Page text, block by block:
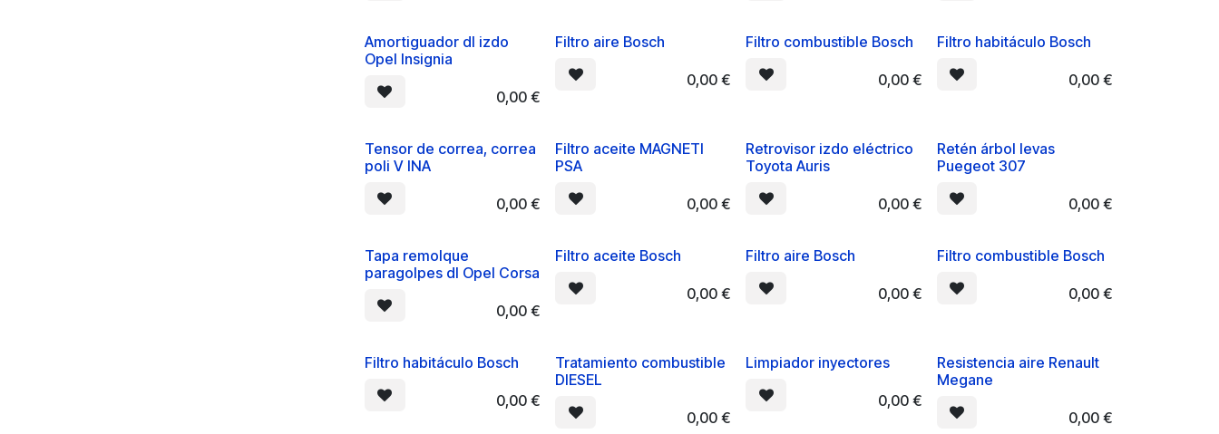
Amortiguador dl izdo
Opel Insignia
0,00 €
Filtro aire Bosch
0,00 €
Filtro combustible Bosch
0,00€
Filtro habitáculo Bosch
0,00€
Tensor de correa, correa
poli V INA
0,00 €
Filtro aceite MAGNETI
PSA
0,00 €
Retrovisor izdo eléctrico
Toyota Auris
0,00€
Retén árbol levas
Puegeot 307
0,00€
Tapa remolque
paragolpes dl Opel Corsa
0,00 €
Filtro aceite Bosch
0,00 €
Filtro aire Bosch
0,00€
Filtro combustible Bosch
0,00€
Filtro habitáculo Bosch
0,00 €
Tratamiento combustible
DIESEL
0,00 €
Limpiador inyectores
0,00€
Resistencia aire Renault
Megane
0,00€